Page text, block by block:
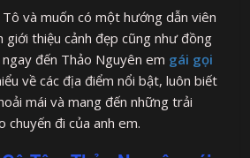
Tô và muốn có một hướng dẫn viên
thiệu cảnh đẹp cũng như đồng
đến Thảo Nguyên em gái gọi
về các địa điểm nổi bật, luôn biết
mái và mang đến những trải
chuyến đi của anh em.